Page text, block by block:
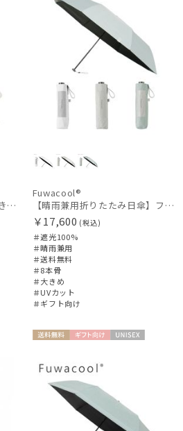
人気医師 友利新先生がほんきでつくったUVカット100％帽子【遮光100％帽子】フワクール® (Fuwacool®) 別売り3点セット
Fuwacool®
【晴雨兼用折りたたみ日傘】フワクールRウェブロン（FuwacoolR）ワンポイントロゴ 遮光100 UV100 簡単開閉 大きめ60cm
￥17,600 (税込)
＃遮光100%
＃晴雨兼用
＃送料無料
＃8本骨
＃大きめ
＃UVカット
＃ギフト向け
料